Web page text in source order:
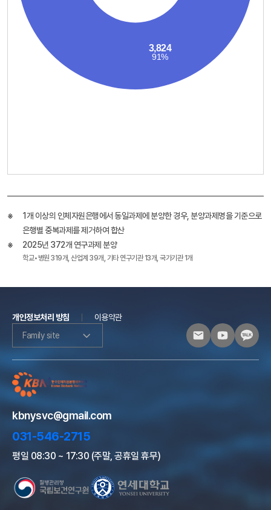
1개 이상의 인체자원은행에서 동일과제에 분양한 경우, 분양과제명을 기준으로
은행별 중복과제를 제거하여 합산
2025년 372개 연구과제 분양
학교•병원 319개, 산업계 39개, 기타 연구기관 13개, 국가기관 1개
개인정보처리 방침
이용약관
Family site
kbnysvc@gmail.com
031-546-2715
평일 08:30 ~ 17:30 (주말, 공휴일 휴무)